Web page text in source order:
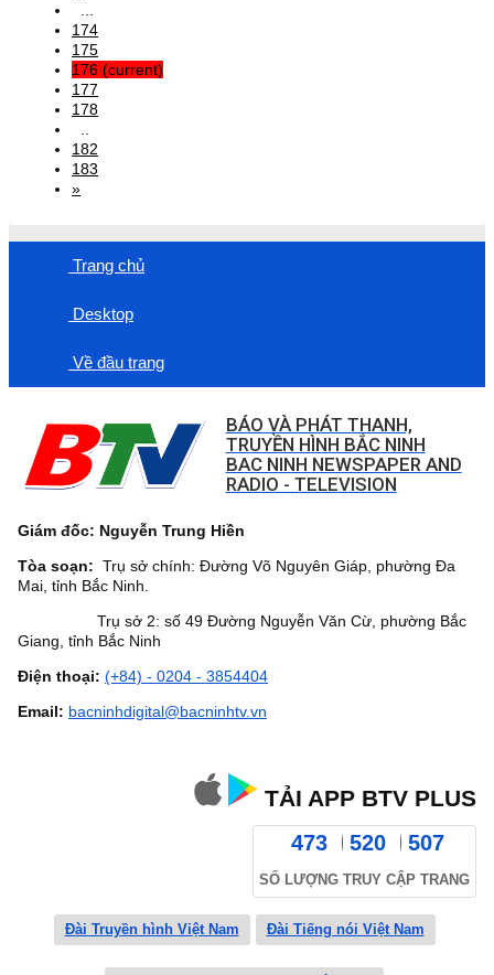
174
175
176 (current)
177
178
182
183
»
Trang chủ
Desktop
Về đầu trang
BÁO VÀ PHÁT THANH,
TRUYỀN HÌNH BẮC NINH
BAC NINH NEWSPAPER AND
RADIO - TELEVISION
Giám đốc: Nguyễn Trung Hiền
Tòa soạn: Trụ sở chính: Đường Võ Nguyên Giáp, phường Đa
Mai, tỉnh Bắc Ninh.
Trụ sở 2: số 49 Đường Nguyễn Văn Cừ, phường Bắc
Giang, tỉnh Bắc Ninh
Điện thoại: (+84) - 0204 - 3854404
Email: bacninhdigital@bacninhtv.vn
TẢI APP BTV PLUS
473 520 507
SỐ LƯỢNG TRUY CẬP TRANG
Đài Truyền hình Việt Nam Đài Tiếng nói Việt Nam